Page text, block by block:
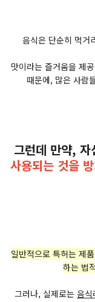
음식은 단순히 먹거
맛이라는 즐거움을 제
때문에, 많은 사람
그런데 만약,
사용되는 것을
일반적으로 특허는 제
하는 법
그러나, 실제로는 음식